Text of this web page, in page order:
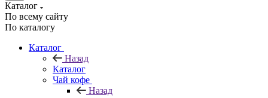
Каталог
По всему сайту
По каталогу
Каталог
Назад
Каталог
Чай кофе
Назад